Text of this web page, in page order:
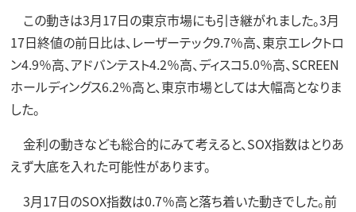
この動きは3月17日の東京市場にも引き継がれました。3月
17日終値の前日比は、レーザーテック9.7％高、東京エレクトロ
ン4.9％高、アドバンテスト4.2％高、ディスコ5.0％高、SCREEN
ホールディングス6.2％高と、東京市場としては大幅高となりま
した。
金利の動きなども総合的にみて考えると、SOX指数はとりあ
えず大底を入れた可能性があります。
3月17日のSOX指数は0.7％高と落ち着いた動きでした。前